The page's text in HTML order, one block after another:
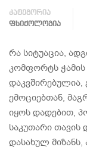
კატეგორია
ᲤᲡᲘᲥᲝᲚᲝᲒᲘᲐ
რა სიტუაცია,
კომფორტს
დაკვშირებულია,
ემოციებთან,
იყოს დადებით,
საკუთარი
დასახულ მიზანს,